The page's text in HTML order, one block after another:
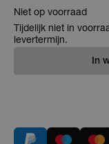
Niet op voorraad
Tijdelijk niet in
levertermijn.
In